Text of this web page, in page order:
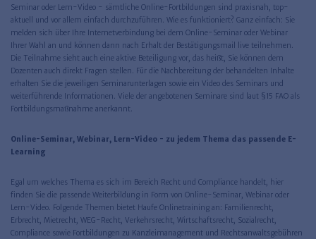
Seminar oder Lern-Video - sämtliche Online-Fortbildungen sind praxisnah, top-
aktuell und vor allem einfach durchzuführen. Wie es funktioniert? Ganz einfach: Sie
melden sich über Ihre Internetverbindung bei dem Online-Seminar oder Webinar
Ihrer Wahl an und können dann nach Erhalt der Bestätigungsmail live teilnehmen.
Die Teilnahme sieht auch eine aktive Beteiligung vor, das heißt, Sie können dem
Dozenten auch direkt Fragen stellen. Für die Nachbereitung der behandelten Inhalte
erhalten Sie die jeweiligen Seminarunterlagen sowie ein Video des Seminars und
weiterführende Informationen. Viele der angebotenen Seminare sind laut §15 FAO als
Fortbildungsmaßnahme anerkannt.
Online-Seminar, Webinar, Lern-Video - zu jedem Thema das passende E-
Learning
Egal um welches Thema es sich im Bereich Recht und Compliance handelt, hier
finden Sie die passende Weiterbildung in Form von Online-Seminar, Webinar oder
Lern-Video. Folgende Themen bietet Haufe Onlinetraining an: Familienrecht,
Erbrecht, Mietrecht, WEG-Recht, Verkehrsrecht, Wirtschaftsrecht, Sozialrecht,
Compliance sowie Fortbildungen zu Kanzleimanagement und Rechtsanwaltsgebühren